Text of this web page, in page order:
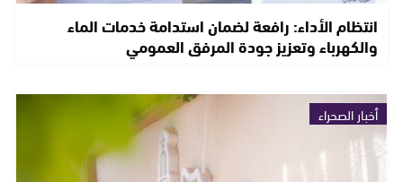
انتظام الأداء: رافعة لضمان استدامة خدمات الماء
والكهرباء وتعزيز جودة المرفق العمومي
أخبار الصحراء